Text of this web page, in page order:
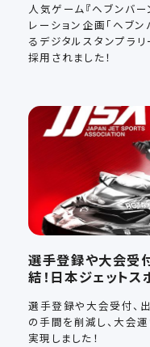
人気ゲーム『ヘブンバ
レーション企画「ヘブ
るデジタルスタンプラ
採用されました！
選手登録や大会受
結！日本ジェット
選手登録や大会受付、
の手間を削減し、大会
実現しました！